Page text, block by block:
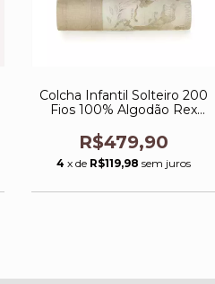
Colcha Infantil Solteiro 200
Fios 100% Algodão Rex
R$479,90
4 x de R$119,98 sem juros